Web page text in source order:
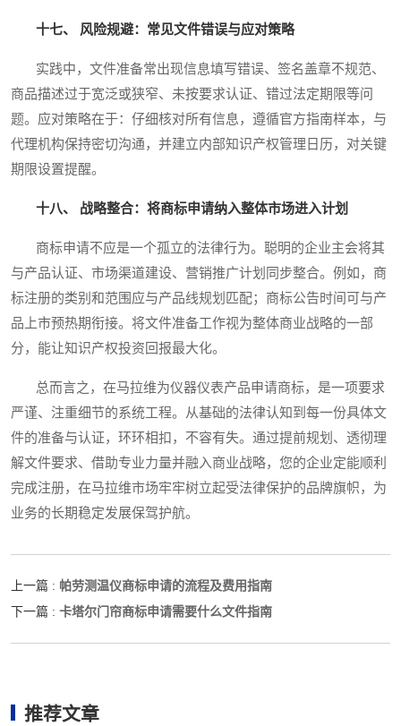
十七、 风险规避：常见文件错误与应对策略
实践中，文件准备常出现信息填写错误、签名盖章不规范、
商品描述过于宽泛或狭窄、未按要求认证、错过法定期限等问
题。应对策略在于：仔细核对所有信息，遵循官方指南样本，与
代理机构保持密切沟通，并建立内部知识产权管理日历，对关键
期限设置提醒。
十八、 战略整合：将商标申请纳入整体市场进入计划
商标申请不应是一个孤立的法律行为。聪明的企业主会将其
与产品认证、市场渠道建设、营销推广计划同步整合。例如，商
标注册的类别和范围应与产品线规划匹配；商标公告时间可与产
品上市预热期衔接。将文件准备工作视为整体商业战略的一部
分，能让知识产权投资回报最大化。
总而言之，在马拉维为仪器仪表产品申请商标，是一项要求
严谨、注重细节的系统工程。从基础的法律认知到每一份具体文
件的准备与认证，环环相扣，不容有失。通过提前规划、透彻理
解文件要求、借助专业力量并融入商业战略，您的企业定能顺利
完成注册，在马拉维市场牢牢树立起受法律保护的品牌旗帜，为
业务的长期稳定发展保驾护航。
上一篇 : 帕劳测温仪商标申请的流程及费用指南
下一篇 : 卡塔尔门帘商标申请需要什么文件指南
推荐文章